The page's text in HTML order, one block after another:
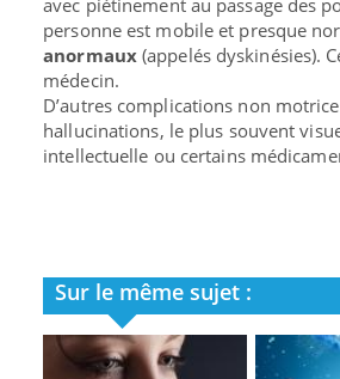
avec piétinement au passage des
personne est mobile et presque
anormaux(appelés dyskinésies).
médecin.
D’autres complications non
hallucinations, le plus souvent
intellectuelle ou certains
Sur le même sujet :